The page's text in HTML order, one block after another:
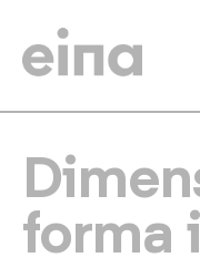
forma